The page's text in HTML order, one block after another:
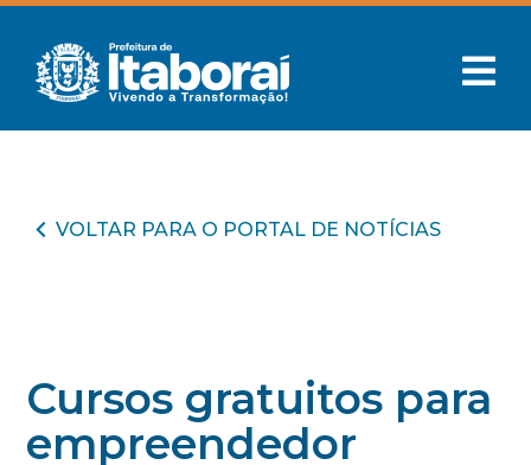
VOLTAR PARA O PORTAL DE NOTÍCIAS
Cursos gratuitos para
empreendedor